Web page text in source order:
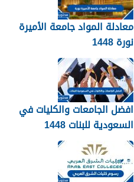
معادلة المواد جامعة الأميرة
نورة 1448
افضل الجامعات والكليات في
السعودية للبنات 1448